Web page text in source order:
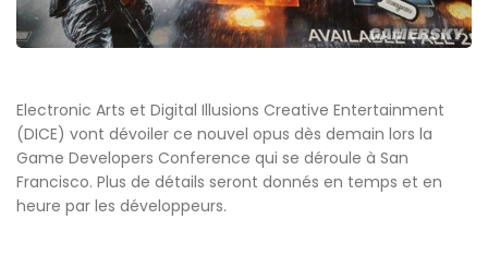
Electronic Arts et Digital Illusions Creative Entertainment
(DICE) vont dévoiler ce nouvel opus dès demain lors la
Game Developers Conference qui se déroule à San
Francisco. Plus de détails seront donnés en temps et en
heure par les développeurs.